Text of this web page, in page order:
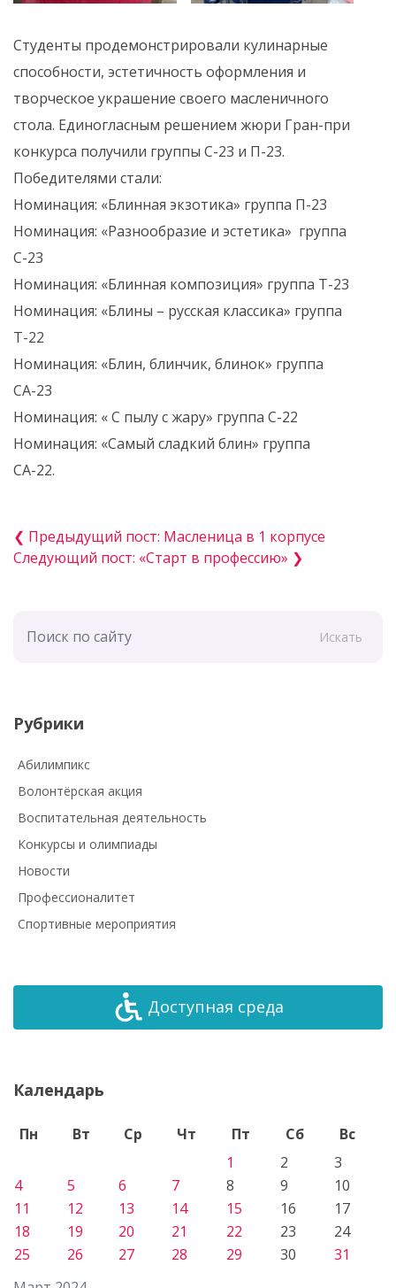
Студенты продемонстрировали кулинарные
способности, эстетичность оформления и
творческое украшение своего масленичного
стола. Единогласным решением жюри Гран-при
конкурса получили группы С-23 и П-23.
Победителями стали:
Номинация: «Блинная экзотика» группа П-23
Номинация: «Разнообразие и эстетика» группа
С-23
Номинация: «Блинная композиция» группа Т-23
Номинация: «Блины – русская классика» группа
Т-22
Номинация: «Блин, блинчик, блинок» группа
СА-23
Номинация: « С пылу с жару» группа С-22
Номинация: «Самый сладкий блин» группа
СА-22.
❮ Предыдущий пост: Масленица в 1 корпусе
Следующий пост: «Старт в профессию» ❯
Искать
Рубрики
Абилимпикс
Волонтёрская акция
Воспитательная деятельность
Конкурсы и олимпиады
Новости
Профессионалитет
Спортивные мероприятия
Доступная среда
Календарь
Пн Вт Ср Чт Пт Сб
Вс
1
2
3
4
5 6 7 8 9
10
11
12 13 14 15 16
17
18
19 20 21 22 23
24
25
26 27 28 29 30 31